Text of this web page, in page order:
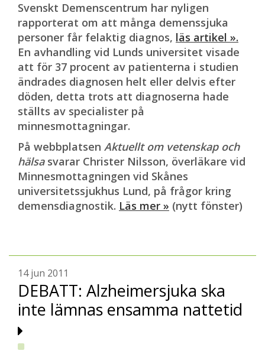
Svenskt Demenscentrum har nyligen
rapporterat om att många demenssjuka
personer får felaktig diagnos, läs artikel ».
En avhandling vid Lunds universitet visade
att för 37 procent av patienterna i studien
ändrades diagnosen helt eller delvis efter
döden, detta trots att diagnoserna hade
ställts av specialister på
minnesmottagningar.
På webbplatsen Aktuellt om vetenskap och
hälsasvarar Christer Nilsson, överläkare vid
Minnesmottagningen vid Skånes
universitetssjukhus Lund, på frågor kring
demensdiagnostik. Läs mer » (nytt fönster)
14 jun 2011
DEBATT: Alzheimersjuka ska
inte lämnas ensamma nattetid